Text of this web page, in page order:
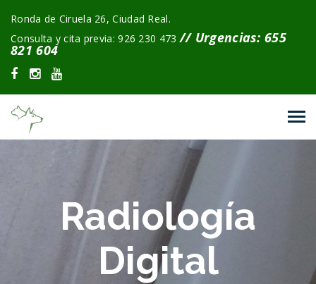
Ronda de Ciruela 26, Ciudad Real.
Consulta y cita previa: 926 230 473// Urgencias: 655
821 604
Radiología
Digital